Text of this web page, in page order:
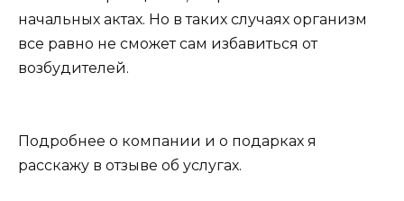
начальных актах. Но в таких случаях организм
все равно не сможет сам избавиться от
возбудителей.
Подробнее о компании и о подарках я
расскажу в отзыве об услугах.